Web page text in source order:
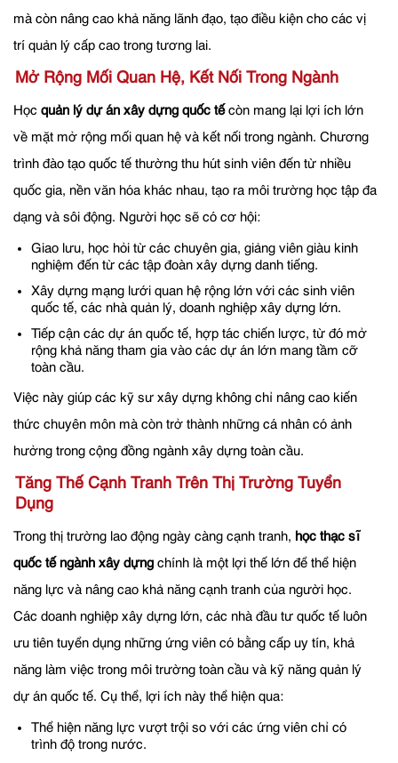
mà còn nâng cao khả năng lãnh đạo, tạo điều kiện cho các vị
trí quản lý cấp cao trong tương lai.
Mở Rộng Mối Quan Hệ, Kết Nối Trong Ngành
Học quản lý dự án xây dựng quốc tếcòn mang lại lợi ích lớn
về mặt mở rộng mối quan hệ và kết nối trong ngành. Chương
trình đào tạo quốc tế thường thu hút sinh viên đến từ nhiều
quốc gia, nền văn hóa khác nhau, tạo ra môi trường học tập đa
dạng và sôi động. Người học sẽ có cơ hội:
Giao lưu, học hỏi từ các chuyên gia, giảng viên giàu kinh
nghiệm đến từ các tập đoàn xây dựng danh tiếng.
Xây dựng mạng lưới quan hệ rộng lớn với các sinh viên
quốc tế, các nhà quản lý, doanh nghiệp xây dựng lớn.
Tiếp cận các dự án quốc tế, hợp tác chiến lược, từ đó mở
rộng khả năng tham gia vào các dự án lớn mang tầm cỡ
toàn cầu.
Việc này giúp các kỹ sư xây dựng không chỉ nâng cao kiến
thức chuyên môn mà còn trở thành những cá nhân có ảnh
hưởng trong cộng đồng ngành xây dựng toàn cầu.
Tăng Thế Cạnh Tranh Trên Thị Trường Tuyển
Dụng
Trong thị trường lao động ngày càng cạnh tranh, học thạc sĩ
quốc tế ngành xây dựng chính là một lợi thế lớn để thể hiện
năng lực và nâng cao khả năng cạnh tranh của người học.
Các doanh nghiệp xây dựng lớn, các nhà đầu tư quốc tế luôn
ưu tiên tuyển dụng những ứng viên có bằng cấp uy tín, khả
năng làm việc trong môi trường toàn cầu và kỹ năng quản lý
dự án quốc tế. Cụ thể, lợi ích này thể hiện qua:
Thể hiện năng lực vượt trội so với các ứng viên chỉ có
trình độ trong nước.